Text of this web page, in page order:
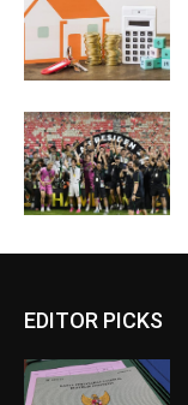
EDITOR PICKS